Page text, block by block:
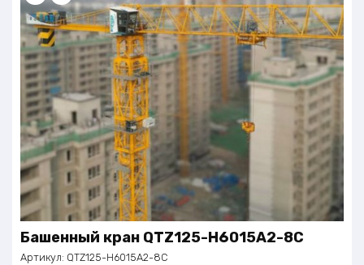
Башенный кран QTZ125-H6015A2-8C
Артикул: QTZ125-H6015A2-8C